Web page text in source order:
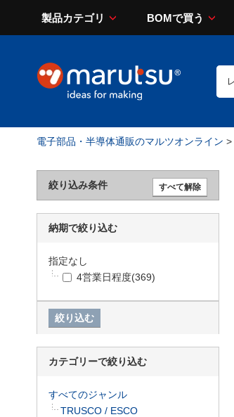
製品カテゴリ BOMで買う
電子部品・半導体通販のマルツオンライン >
絞り込み条件
納期で絞り込む
指定なし
4営業日程度(369)
カテゴリーで絞り込む
すべてのジャンル
TRUSCO / ESCO